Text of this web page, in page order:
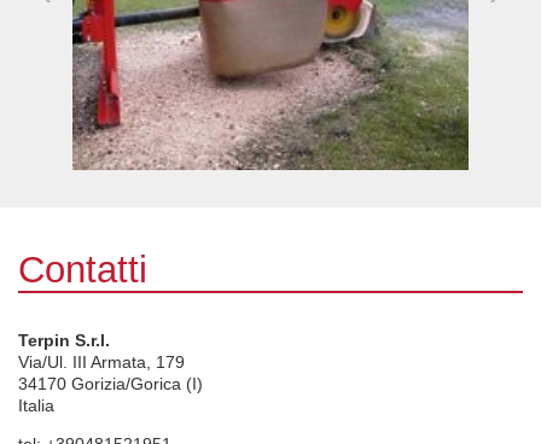
Contatti
Terpin S.r.l.
Via/Ul. III Armata, 179
34170 Gorizia/Gorica (I)
Italia